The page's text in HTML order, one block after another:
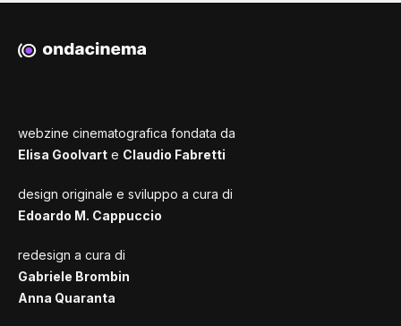
webzine cinematografica fondata da
Elisa Goolvart e Claudio Fabretti
design originale e sviluppo a cura di
Edoardo M. Cappuccio
redesign a cura di
Gabriele Brombin
Anna Quaranta